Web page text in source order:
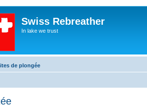
Swiss Rebreather
In lake we trust
de plongée